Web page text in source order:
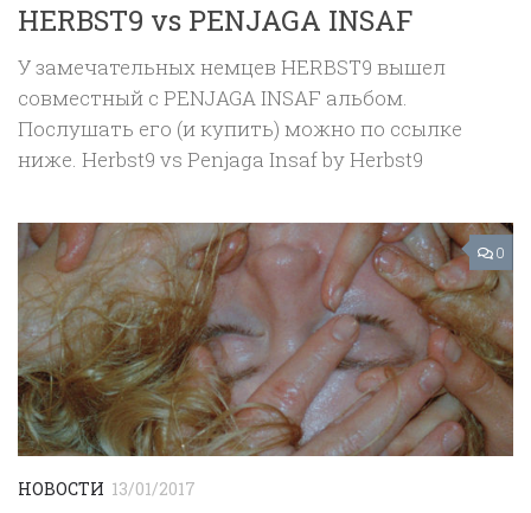
HERBST9 vs PENJAGA INSAF
У замечательных немцев HERBST9 вышел
совместный с PENJAGA INSAF альбом.
Послушать его (и купить) можно по ссылке
ниже. Herbst9 vs Penjaga Insaf by Herbst9
0
НОВОСТИ 13/01/2017